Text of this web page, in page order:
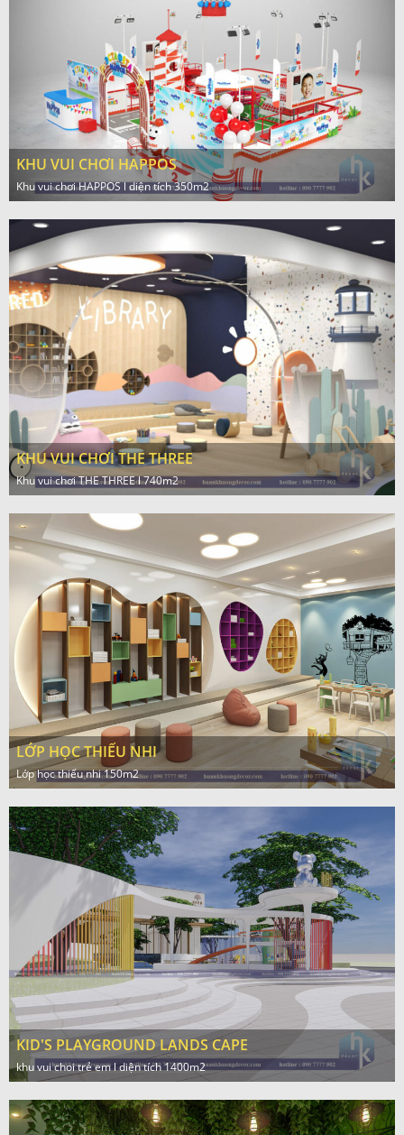
KHU VUI CHƠI HAPPOS
Khu vui chơi HAPPOS l diện tích 350m2
KHU VUI CHƠI THE THREE
Khu vui chơi THE THREE l 740m2
LỚP HỌC THIẾU NHI
Lớp học thiếu nhi 150m2
KID'S PLAYGROUND LANDS CAPE
khu vui choi trẻ em l diện tích 1400m2